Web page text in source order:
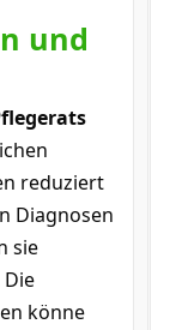
und
reduziert
Diagnosen
sie
könne